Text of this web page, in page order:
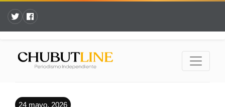
24 mayo, 2026